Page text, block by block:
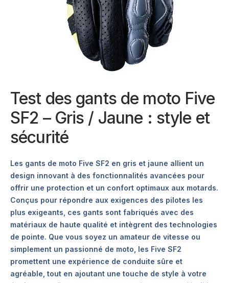
Test des gants de moto Five
SF2 – Gris / Jaune : style et
sécurité
Les gants de moto Five SF2 en gris et jaune allient un
design innovant à des fonctionnalités avancées pour
offrir une protection et un confort optimaux aux motards.
Conçus pour répondre aux exigences des pilotes les
plus exigeants, ces gants sont fabriqués avec des
matériaux de haute qualité et intègrent des technologies
de pointe. Que vous soyez un amateur de vitesse ou
simplement un passionné de moto, les Five SF2
promettent une expérience de conduite sûre et
agréable, tout en ajoutant une touche de style à votre